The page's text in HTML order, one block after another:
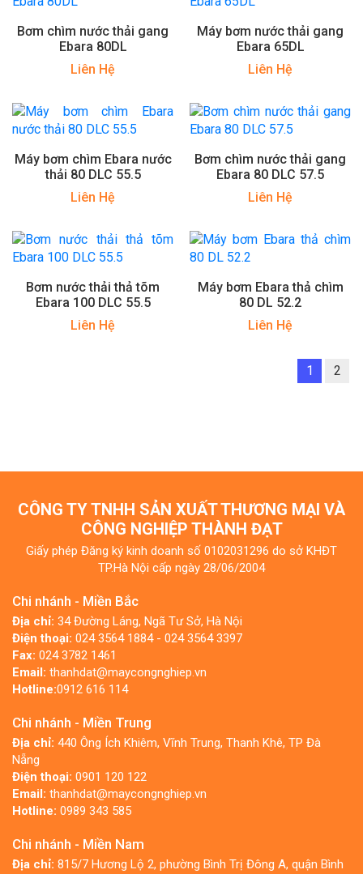
Bơm chìm nước thải gang
Ebara 80DL
Liên Hệ
Máy bơm nước thải gang
Ebara 65DL
Liên Hệ
Máy bơm chìm Ebara nước
thải 80 DLC 55.5
Liên Hệ
Bơm chìm nước thải gang
Ebara 80 DLC 57.5
Liên Hệ
Bơm nước thải thả tõm
Ebara 100 DLC 55.5
Liên Hệ
Máy bơm Ebara thả chìm
80 DL 52.2
Liên Hệ
1 2
CÔNG TY TNHH SẢN XUẤT THƯƠNG MẠI VÀ
CÔNG NGHIỆP THÀNH ĐẠT
Giấy phép Đăng ký kinh doanh số 0102031296 do sở KHĐT
TP.Hà Nội cấp ngày 28/06/2004
Chi nhánh - Miền Bắc
Địa chỉ: 34 Đường Láng, Ngã Tư Sở, Hà Nội
Điện thoại: 024 3564 1884 - 024 3564 3397
Fax: 024 3782 1461
Email: thanhdat@maycongnghiep.vn
Hotline:0912 616 114
Chi nhánh - Miền Trung
Địa chỉ: 440 Ông Ích Khiêm, Vĩnh Trung, Thanh Khê, TP Đà
Nẵng
Điện thoại: 0901 120 122
Email: thanhdat@maycongnghiep.vn
Hotline: 0989 343 585
Chi nhánh - Miền Nam
Địa chỉ: 815/7 Hương Lộ 2, phường Bình Trị Đông A, quận Bình